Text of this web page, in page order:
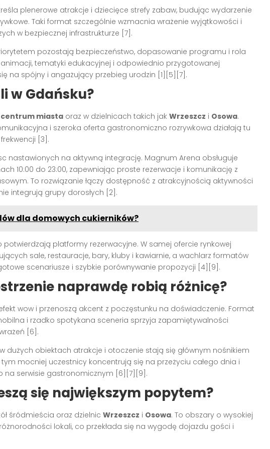
plenerowe atrakcje i dziecięce strefy zabaw, budując wydarzenie
Taki format szczególnie wzmacnia wrażenie wyjątkowości i
w bezpiecznej infrastrukturze [7].
pozostają bezpieczeństwo, dopasowanie programu i rola
tematyki edukacyjnej i odpowiednio przygotowanej
na spójny i angażujący przebieg urodzin [1][5][7].
w Gdańsku?
centrum miasta oraz w dzielnicach takich jak Wrzeszcz i Osowa.
i szeroka oferta gastronomiczno rozrywkowa działają tu
[3].
nastawionych na aktywną integrację. Magnum Arena obsługuje
10:00 do 23:00, zapewniając proste rezerwacje i komunikację z
To rozwiązanie łączy dostępność z atrakcyjnością aktywności
integrują grupy dorosłych [2].
dla domowych cukierników?
platformy rezerwacyjne. W samej ofercie rynkowej
sale, restauracje, bary, kluby i kawiarnie, a wachlarz formatów
scenariusze i szybkie porównywanie propozycji [4][9].
naprawdę robią różnicę?
wow i przenoszą akcent z poczęstunku na doświadczenie. Format
i rzadko spotykana sceneria sprzyja zapamiętywalności
[6].
dużych obiektach atrakcje i otoczenie stają się głównym nośnikiem
mocniej uczestnicy koncentrują się na przeżyciu całego dnia i
na serwisie gastronomicznym [6][7][9].
się największym popytem?
śródmieścia oraz dzielnic Wrzeszcz i Osowa. To obszary o wysokiej
lokali, co przekłada się na wygodę dojazdu gości i